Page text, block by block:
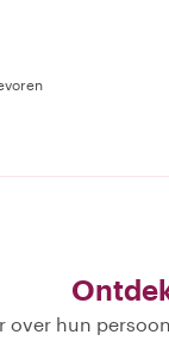
over hun